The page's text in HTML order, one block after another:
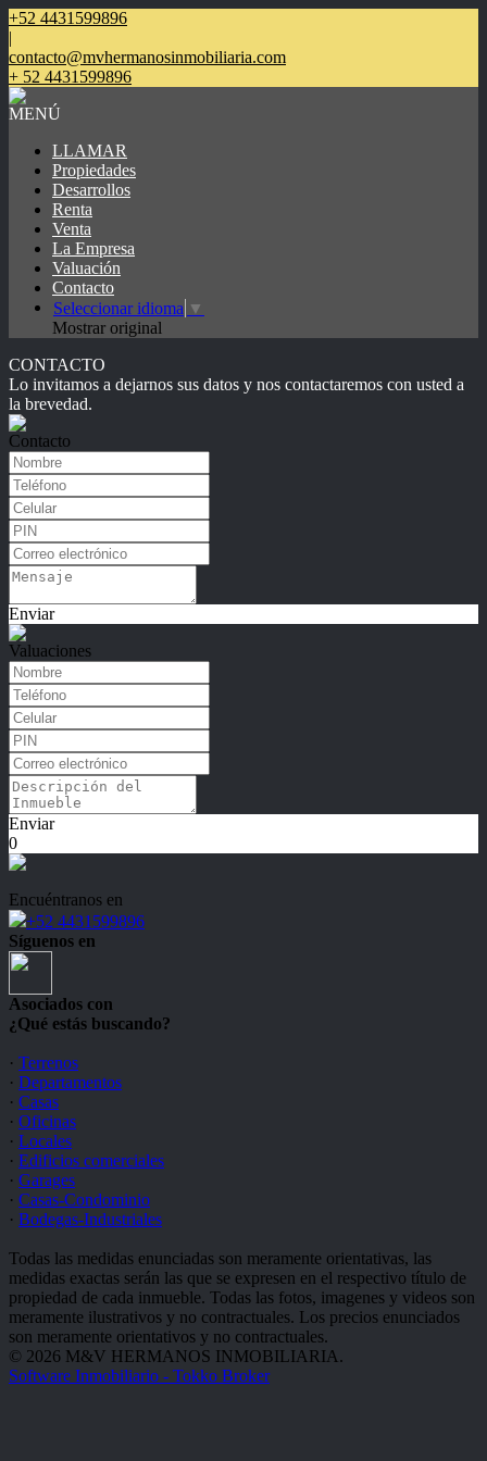
+52 4431599896
|
contacto@mvhermanosinmobiliaria.com
+ 52 4431599896
MENÚ
LLAMAR
Propiedades
Desarrollos
Renta
Venta
La Empresa
Valuación
Contacto
Seleccionar idioma ▼
Mostrar original
CONTACTO
Lo invitamos a dejarnos sus datos y nos contactaremos con usted a
la brevedad.
Contacto
Enviar
Valuaciones
Enviar
0
Encuéntranos en
+52 4431599896
Síguenos en
Asociados con
¿Qué estás buscando?
· Terrenos
· Departamentos
· Casas
· Oficinas
· Locales
· Edificios comerciales
· Garages
· Casas-Condominio
· Bodegas-Industriales
Todas las medidas enunciadas son meramente orientativas, las
medidas exactas serán las que se expresen en el respectivo título de
propiedad de cada inmueble. Todas las fotos, imagenes y videos son
meramente ilustrativos y no contractuales. Los precios enunciados
son meramente orientativos y no contractuales.
© 2026 M&V HERMANOS INMOBILIARIA.
Software Inmobiliario - Tokko Broker